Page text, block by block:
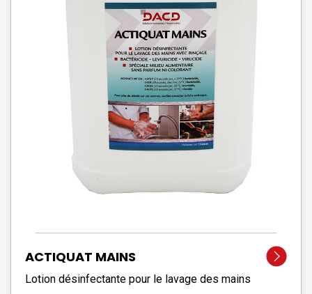
ACTIQUAT MAINS
Lotion désinfectante pour le lavage des mains